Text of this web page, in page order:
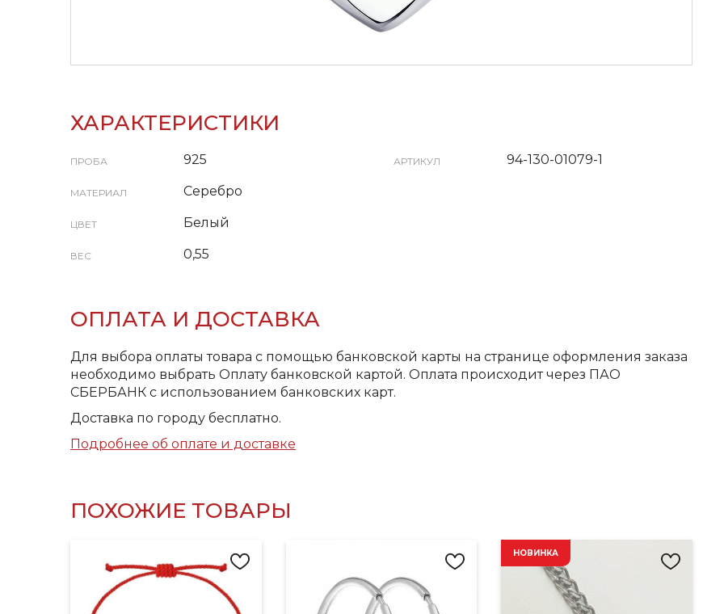
ХАРАКТЕРИСТИКИ
ПРОБА 925
МАТЕРИАЛ Серебро
ЦВЕТ Белый
ВЕС 0,55
АРТИКУЛ 94-130-01079-1
ОПЛАТА И ДОСТАВКА
Для выбора оплаты товара с помощью банковской карты на странице оформления заказа
необходимо выбрать Оплату банковской картой. Оплата происходит через ПАО
СБЕРБАНК с использованием банковских карт.
Доставка по городу бесплатно.
Подробнее об оплате и доставке
ПОХОЖИЕ ТОВАРЫ
НОВИНКА